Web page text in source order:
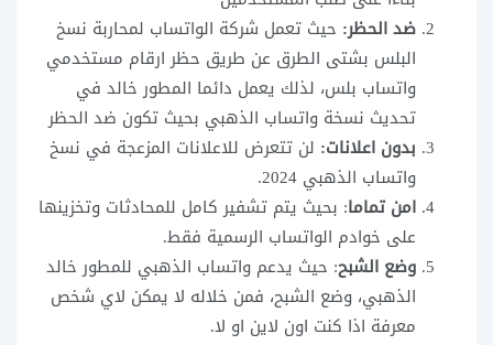
ضد الحظر: حيث تعمل شركة الواتساب لمحاربة نسخ
البلس بشتى الطرق عن طريق حظر ارقام مستخدمي
واتساب بلس، لذلك يعمل دائما المطور خالد في
تحديث نسخة واتساب الذهبي بحيث تكون ضد الحظر
بدون اعلانات: لن تتعرض للاعلانات المزعجة في نسخ
واتساب الذهبي 2024.
امن تماما: بحيث يتم تشفير كامل للمحادثات وتخزينها
على خوادم الواتساب الرسمية فقط.
وضع الشبح: حيث يدعم واتساب الذهبي للمطور خالد
الذهبي، وضع الشبح، فمن خلاله لا يمكن لاي شخص
معرفة اذا كنت اون لاين او لا.